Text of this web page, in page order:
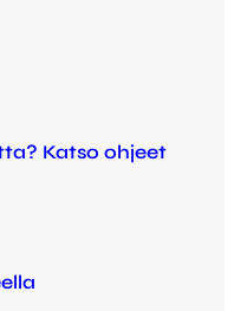
Katso ohjeet